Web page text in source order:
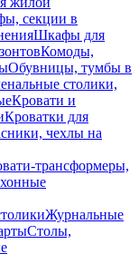
секции в
Шкафы для
Комоды,
Обувницы, тумбы в
столики,
Кровати и
Кроватки для
чехлы на
трансформеры,
Журнальные
Столы,